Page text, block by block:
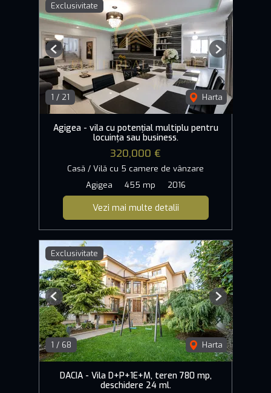
Exclusivitate
1 / 21 Harta
Previous Next
Agigea - vila cu potențial multiplu pentru
locuința sau business.
320,000 €
Casă / Vilă cu 5 camere de vânzare
Agigea
455 mp 2016
Vezi mai multe detalii
Exclusivitate
1 / 68 Harta
Previous Next
DACIA - Vila D+P+1E+M, teren 780 mp,
deschidere 24 ml.